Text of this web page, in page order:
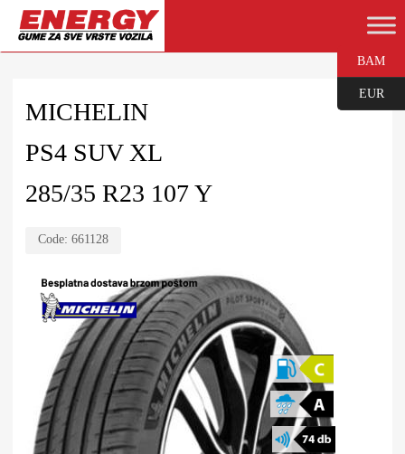
MICHELIN
PS4 SUV XL
285/35 R23 107 Y
Code: 661128
BAM
EUR